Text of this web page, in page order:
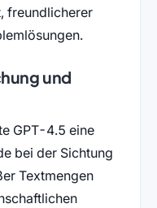
freundlicherer
und
GPT-4.5 eine
bei der Sichtung
Textmengen